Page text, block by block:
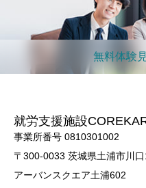
無料体験
就労支援施設
事業所番号 0810301002
〒300-0033 茨城県土浦市川
アーバンスクエア土浦602